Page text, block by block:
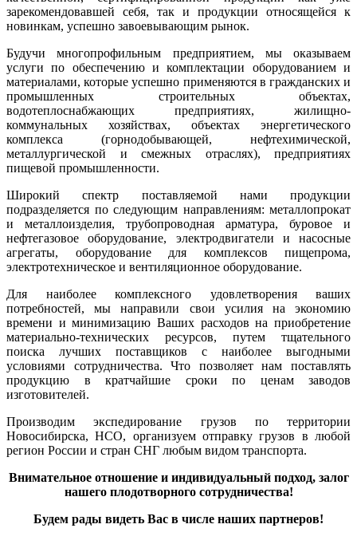
зарекомендовавшей себя, так и продукции относящейся к
новинкам, успешно завоевывающим рынок.
Будучи многопрофильным предприятием, мы оказываем
услуги по обеспечению и комплектации оборудованием и
материалами, которые успешно применяются в гражданских и
промышленных строительных объектах,
водотеплоснабжающих предприятиях, жилищно-
коммунальных хозяйствах, объектах энергетического
комплекса (горнодобывающей, нефтехимической,
металлургической и смежных отраслях), предприятиях
пищевой промышленности.
Широкий спектр поставляемой нами продукции
подразделяется по следующим направлениям: металлопрокат
и металлоизделия, трубопроводная арматура, буровое и
нефтегазовое оборудование, электродвигатели и насосные
агрегаты, оборудование для комплексов пищепрома,
электротехническое и вентиляционное оборудование.
Для наиболее комплексного удовлетворения ваших
потребностей, мы направили свои усилия на экономию
времени и минимизацию Ваших расходов на приобретение
материально-технических ресурсов, путем тщательного
поиска лучших поставщиков с наиболее выгодными
условиями сотрудничества. Что позволяет нам поставлять
продукцию в кратчайшие сроки по ценам заводов
изготовителей.
Производим экспедирование грузов по территории
Новосибирска, НСО, организуем отправку грузов в любой
регион России и стран СНГ любым видом транспорта.
Внимательное отношение и индивидуальный подход, залог
нашего плодотворного сотрудничества!
Будем рады видеть Вас в числе наших партнеров!